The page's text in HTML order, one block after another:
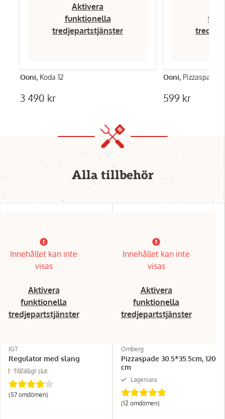
Aktivera
funktionella
tredjepartstjänster
Ooni, Koda 12
3 490 kr
Ooni, Pizzaspade
599 kr
Alla tillbehör
Innehållet kan inte
visas
Aktivera
funktionella
tredjepartstjänster
IGT
Regulator med slang
Tillfälligt slut
(57 omdömen)
Innehållet kan inte
visas
Aktivera
funktionella
tredjepartstjänster
Omberg
Pizzaspade 30.5*35.5cm, 120
cm
Lagervara
(12 omdömen)